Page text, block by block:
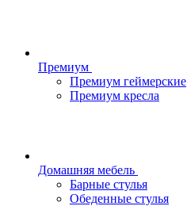
Премиум
Премиум геймерские
Премиум кресла
Домашняя мебель
Барные стулья
Обеденные стулья